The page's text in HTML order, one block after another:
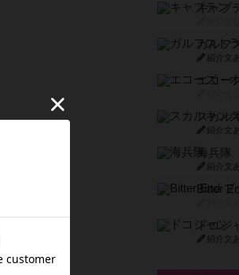
ガルフ
紹介文
エコー
スカル
紹介文
海兵隊
紹介文
ドコジ
紹介文